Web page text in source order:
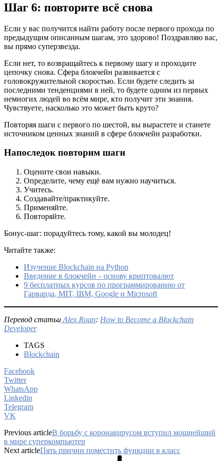
Шаг 6: повторите всё снова
Если у вас получится найти работу после первого прохода по
предыдущим описанным шагам, это здорово! Поздравляю вас,
вы прямо суперзвезда.
Если нет, то возвращайтесь к первому шагу и проходите
цепочку снова. Сфера блокчейн развивается с
головокружительной скоростью. Если будете следить за
последними тенденциями в ней, то будете одним из первых
немногих людей во всём мире, кто получит эти знания.
Чувствуете, насколько это может быть круто?
Повторяя шаги с первого по шестой, вы вырастете и станете
источником ценных знаний в сфере блокчейн разработки.
Напоследок повторим шаги
Оцените свои навыки.
Определите, чему ещё вам нужно научиться.
Учитесь.
Создавайте/практикуйте.
Применяйте.
Повторяйте.
Бонус-шаг: порадуйтесь тому, какой вы молодец!
Читайте также:
Изучение Blockchain на Python
Введение в блокчейн - основу криптовалют
9 бесплатных курсов по программированию от
Гарварда, MIT, IBM, Google и Microsoft
Перевод статьи Alex Roan: How to Become a Blockchain
Developer
TAGS
Blockchain
Facebook
Twitter
WhatsApp
Linkedin
Telegram
VK
Previous articleВ борьбу с коронавирусом вступил мощнейший
в мире суперкомпьютер
Next articleПять причин поместить функции в класс